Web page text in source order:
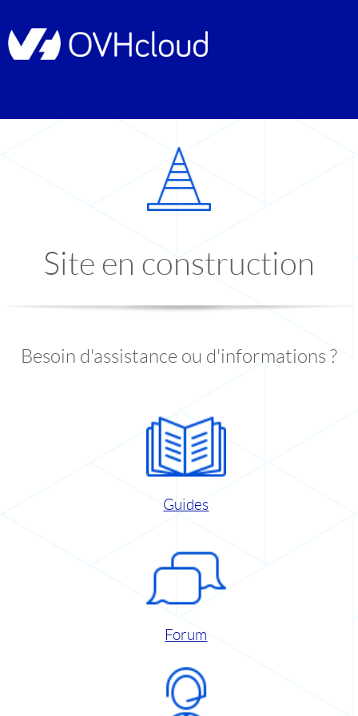
Site en construction
Besoin d'assistance ou d'informations ?
Guides
Forum